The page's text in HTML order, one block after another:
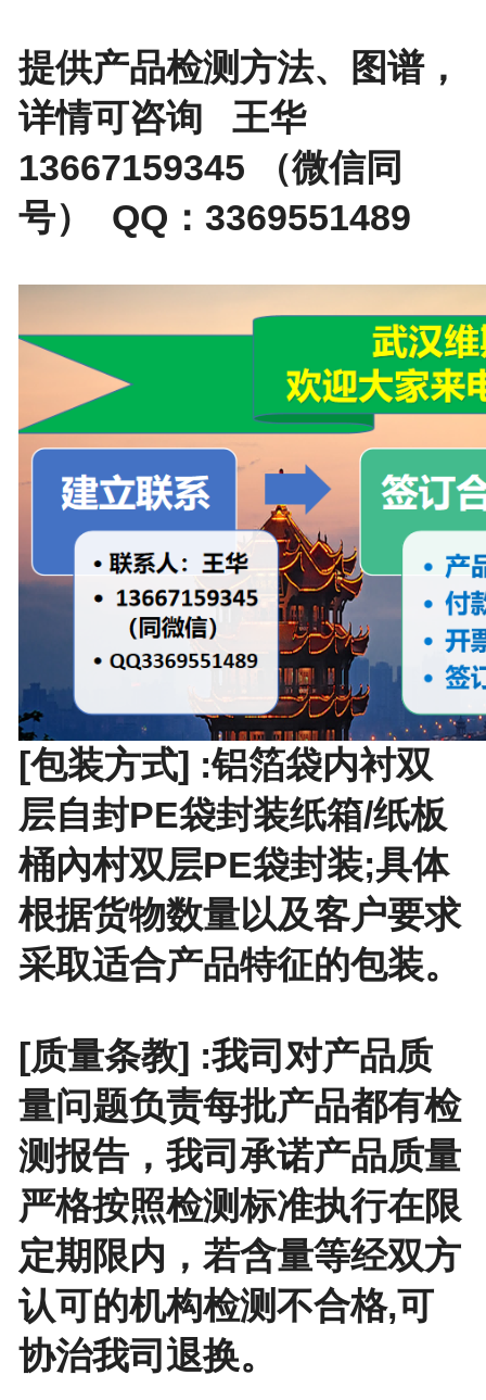
提供产品检测方法、图谱，
详情可咨询 王华
13667159345 （微信同
号） QQ：3369551489
[包装方式] :铝箔袋内衬双
层自封PE袋封装纸箱/纸板
桶內村双层PE袋封装;具体
根据货物数量以及客户要求
采取适合产品特征的包装。
[质量条教] :我司对产品质
量问题负责每批产品都有检
测报告，我司承诺产品质量
严格按照检测标准执行在限
定期限内，若含量等经双方
认可的机构检测不合格,可
协治我司退换。